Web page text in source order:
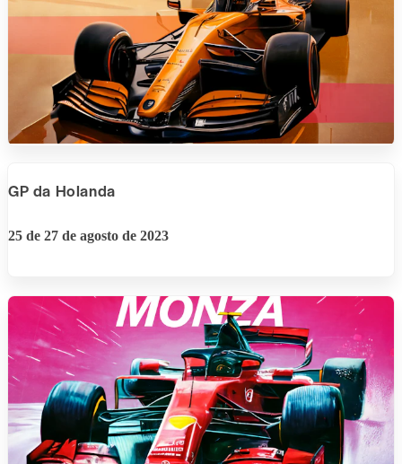
GP da Holanda
25 de 27 de agosto de 2023